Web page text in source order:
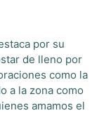
por su
de lleno por
como la
a la zona como
amamos el